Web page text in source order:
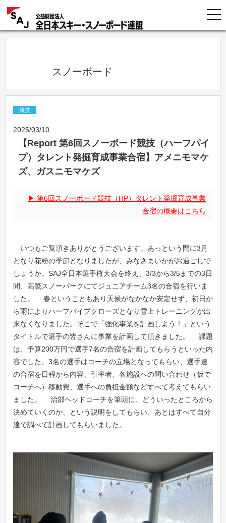
            スノーボード
競技
2025/03/10
【Report 第6回スノーボード競技（ハーフパイ
プ）タレント発掘育成事業合宿】アメニモマケ
ズ、ガスニモマケズ
第6回スノーボード競技（HP）タレント発掘育成事業
合宿の概要はこちら
いつもご覧頂きありがとうございます。あっという間に3月
となり花粉の季節となりましたが、みなさまいかがお過ごしで
しょうか。SAJ全日本選手権大会を終え、3/3から3/5までの3日
間、高鷲スノーパークにてジュニアチーム3名の合宿を行いま
した。 春ということもあり天候がなかなか安定せず、初日か
ら雨によりハーフパイプクローズとなり雪上トレーニングが出
来なくなりました。そこで「強化事業を計画しよう！」という
タイトルで選手の皆さんに事業を計画して頂きました。 課題
は、予算200万円で選手7名の合宿を計画してもらうといった内
容でした。3名の選手はコーチの立場となってもらい、選手達
の合宿を日程から内容、引率者、各施設への問い合わせ（仮で
コーチへ）移動費、選手への負担金額などすべて考えてもらい
ました。 治部ヘッドコーチを筆頭に、どういったところから
決めていくのか、という説明をしてもらい、あとはすべて自分
達で調べて計画してもらいました。